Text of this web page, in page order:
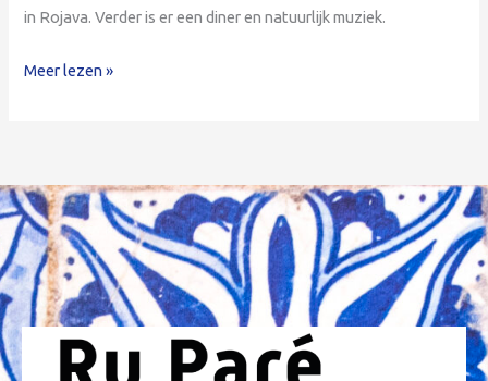
in Rojava. Verder is er een diner en natuurlijk muziek.
Meer lezen »